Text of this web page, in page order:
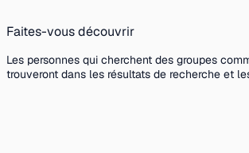
Faites-vous découvrir
Les personnes qui cherchent des groupes
trouveront dans les résultats de recherche et